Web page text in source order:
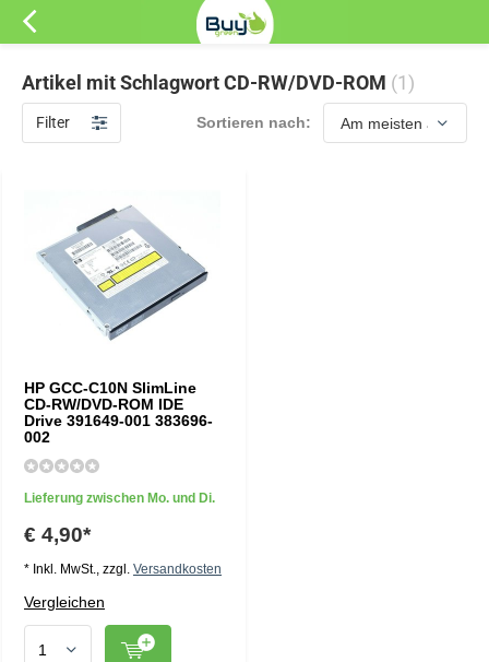
Artikel mit Schlagwort CD-RW/DVD-ROM (1)
Filter Sortieren nach:
HP GCC-C10N SlimLine
CD-RW/DVD-ROM IDE
Drive 391649-001 383696-
002
Lieferung zwischen Mo. und Di.
€ 4,90*
* Inkl. MwSt., zzgl. Versandkosten
Vergleichen